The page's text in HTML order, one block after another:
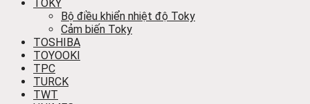
TOKY
Bộ điều khiển nhiệt độ Toky
Cảm biến Toky
TOSHIBA
TOYOOKI
TPC
TURCK
TWT